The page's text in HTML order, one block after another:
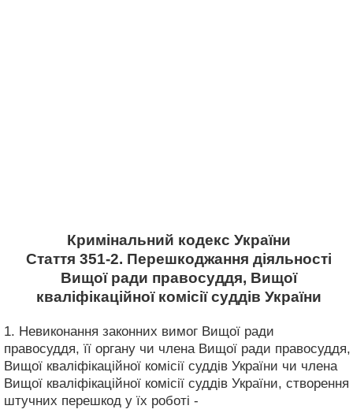
Кримінальний кодекс України
Стаття 351-2. Перешкоджання діяльності
Вищої ради правосуддя, Вищої
кваліфікаційної комісії суддів України
1. Невиконання законних вимог Вищої ради
правосуддя, її органу чи члена Вищої ради правосуддя,
Вищої кваліфікаційної комісії суддів України чи члена
Вищої кваліфікаційної комісії суддів України, створення
штучних перешкод у їх роботі -